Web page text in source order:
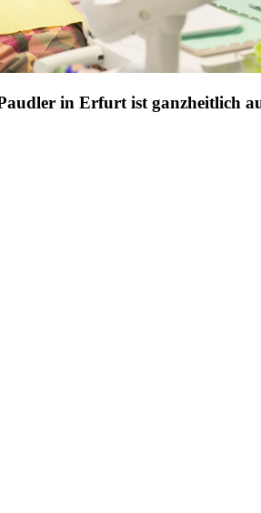
in Erfurt ist ganzheitlich